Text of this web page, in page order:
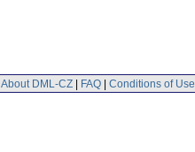
About DML-CZ | FAQ | Conditions of Use